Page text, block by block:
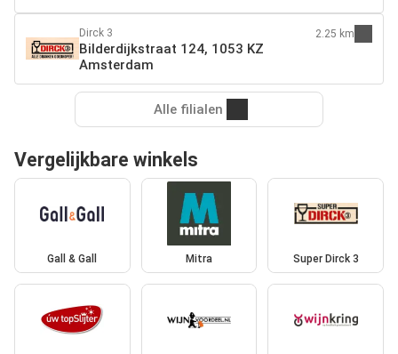
Dirck 3
Bilderdijkstraat 124, 1053 KZ
Amsterdam
2.25 km
Alle filialen
Vergelijkbare winkels
Gall & Gall Mitra Super Dirck 3